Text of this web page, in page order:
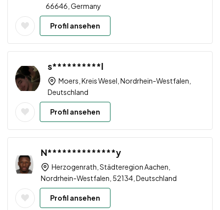
66646, Germany
Profil ansehen
s**********l
Moers, Kreis Wesel, Nordrhein-Westfalen,
Deutschland
Profil ansehen
N**************y
Herzogenrath, Städteregion Aachen,
Nordrhein-Westfalen, 52134, Deutschland
Profil ansehen